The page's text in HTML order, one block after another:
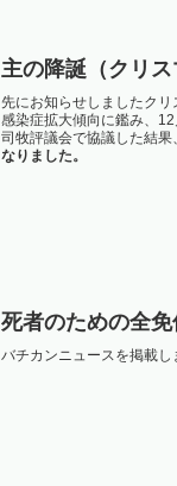
主の降誕（クリ
先にお知らせしましたク
感染症拡大傾向に鑑み、
司牧評議会で協議した結果
なりました。
死者のための全
バチカンニュースを掲載し